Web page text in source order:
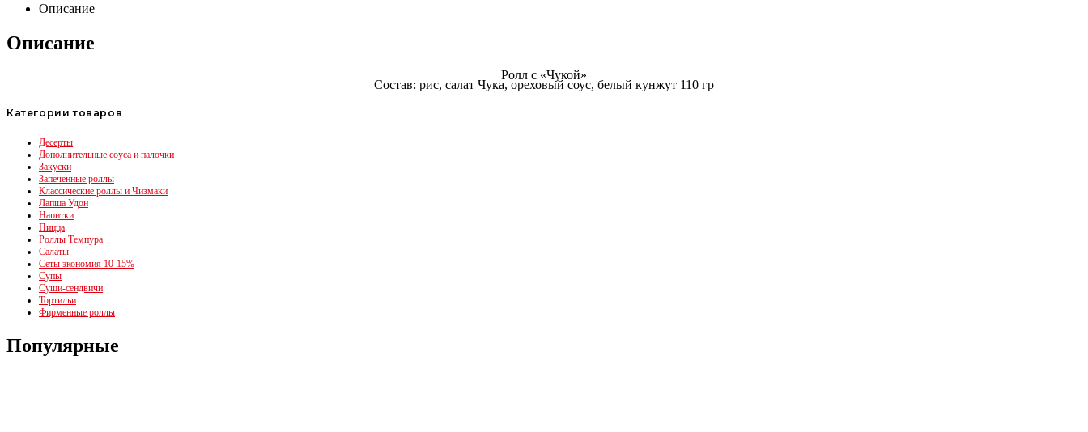
Описание
Описание
Ролл с «Чукой»
Состав: рис, салат Чука, ореховый соус, белый кунжут 110 гр
Категории товаров
Десерты
Дополнительные соуса и палочки
Закуски
Запеченные роллы
Классические роллы и Чизмаки
Лапша Удон
Напитки
Пицца
Роллы Темпура
Салаты
Сеты экономия 10-15%
Супы
Суши-сендвичи
Тортильи
Фирменные роллы
Популярные